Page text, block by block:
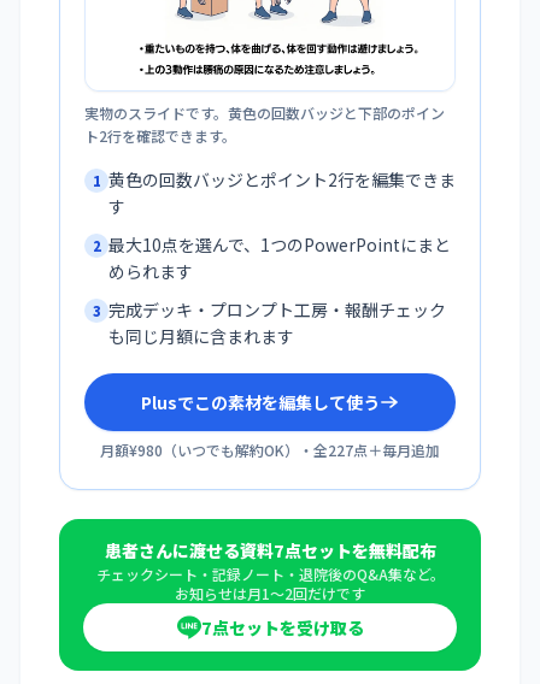
実物のスライドです。黄色の回数バッジと下部のポイン
ト2行を確認できます。
1 黄色の回数バッジとポイント2行を編集できま
す
2 最大10点を選んで、1つのPowerPointにまと
められます
3 完成デッキ・プロンプト工房・報酬チェック
も同じ月額に含まれます
Plusでこの素材を編集して使う
月額¥980 （いつでも解約OK）・全227点＋毎月追加
患者さんに渡せる資料7点セットを無料配布
チェックシート・記録ノート・退院後のQ&A集など。
お知らせは月1〜2回だけです
7点セットを受け取る